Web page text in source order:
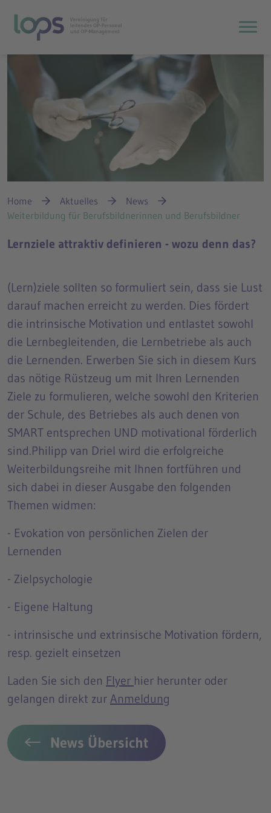
Breadcrumbnavigation
Home Aktuelles
News
Weiterbildung für Berufsbildnerinnen und Berufsbildner
Lernziele attraktiv definieren - wozu denn das?
(Lern)ziele sollten so formuliert sein, dass sie Lust
darauf machen erreicht zu werden. Dies fördert
die intrinsische Motivation und entlastet sowohl
die Lernbegleitenden, die Lernbetriebe als auch
die Lernenden. Erwerben Sie sich in diesem Kurs
das nötige Rüstzeug um mit Ihren Lernenden
Ziele zu formulieren, welche sowohl den Kriterien
der Schule, des Betriebes als auch denen von
SMART entsprechen UND motivational förderlich
sind.Philipp van Driel wird die erfolgreiche
Weiterbildungsreihe mit Ihnen fortführen und
sich dabei in dieser Ausgabe den folgenden
Themen widmen:
- Evokation von persönlichen Zielen der
Lernenden
- Zielpsychologie
- Eigene Haltung
- intrinsische und extrinsische Motivation fördern,
resp. gezielt einsetzen
Laden Sie sich den Flyer hier herunter oder
gelangen direkt zur Anmeldung
News Übersicht